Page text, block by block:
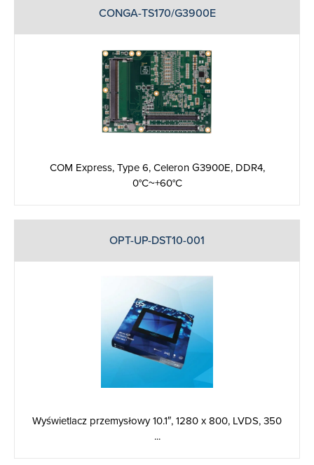
CONGA-TS170/G3900E
COM Express, Type 6, Celeron G3900E, DDR4,
0°C~+60°C
OPT-UP-DST10-001
Wyświetlacz przemysłowy 10.1″, 1280 x 800, LVDS, 350
...